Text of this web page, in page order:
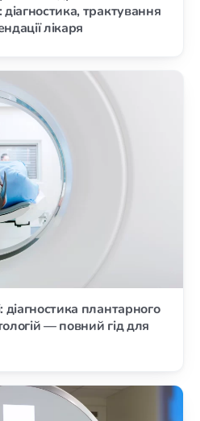
трактування
лікаря
плантарного
— повний гід для